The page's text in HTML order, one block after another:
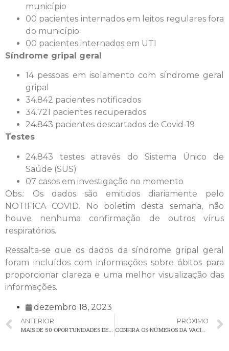
município
00 pacientes internados em leitos regulares fora
do município
00 pacientes internados em UTI
Síndrome gripal geral
14 pessoas em isolamento com síndrome geral
gripal
34.842 pacientes notificados
34.721 pacientes recuperados
24.843 pacientes descartados de Covid-19
Testes
24.843 testes através do Sistema Único de
Saúde (SUS)
07 casos em investigação no momento
Obs.: Os dados são emitidos diariamente pelo
NOTIFICA COVID. No boletim desta semana, não
houve nenhuma confirmação de outros vírus
respiratórios.
Ressalta-se que os dados da síndrome gripal geral
foram incluídos com informações sobre óbitos para
proporcionar clareza e uma melhor visualização das
informações.
dezembro 18, 2023
ANTERIOR
PRÓXIMO
CONFIRA OS NÚMEROS DA VACINAÇÃO CONTRA A COVID-19 EM PALMEIRA